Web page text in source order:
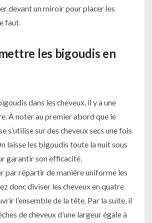
devant un miroir pour placer les
faut.
les bigoudis en
dans les cheveux, il y a une
À noter au premier abord que le
s’utilise sur des cheveux secs une fois
laisse les bigoudis toute la nuit sous
garantir son efficacité.
par répartir de manière uniforme les
donc diviser les cheveux en quatre
l’ensemble de la tête. Par la suite, il
de cheveux d’une largeur égale à